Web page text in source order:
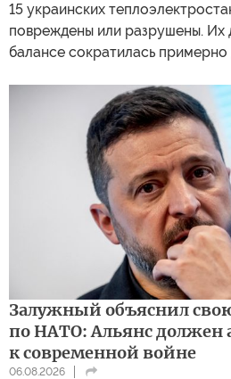
15 украинских
повреждены или разрушены. Их
балансе сократилась
Залужный объяснил
по НАТО: Альянс должен
к современной войне
06.08.2026